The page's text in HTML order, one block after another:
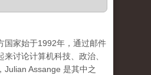
国家始于1992年，通过邮件
讨论计算机科技、政治、
Julian Assange 是其中之